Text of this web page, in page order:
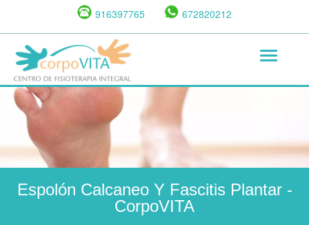
contenido
principal
916397765 672820212
Toggle
Espolón Calcaneo Y Fascitis Plantar-
CorpoVITA